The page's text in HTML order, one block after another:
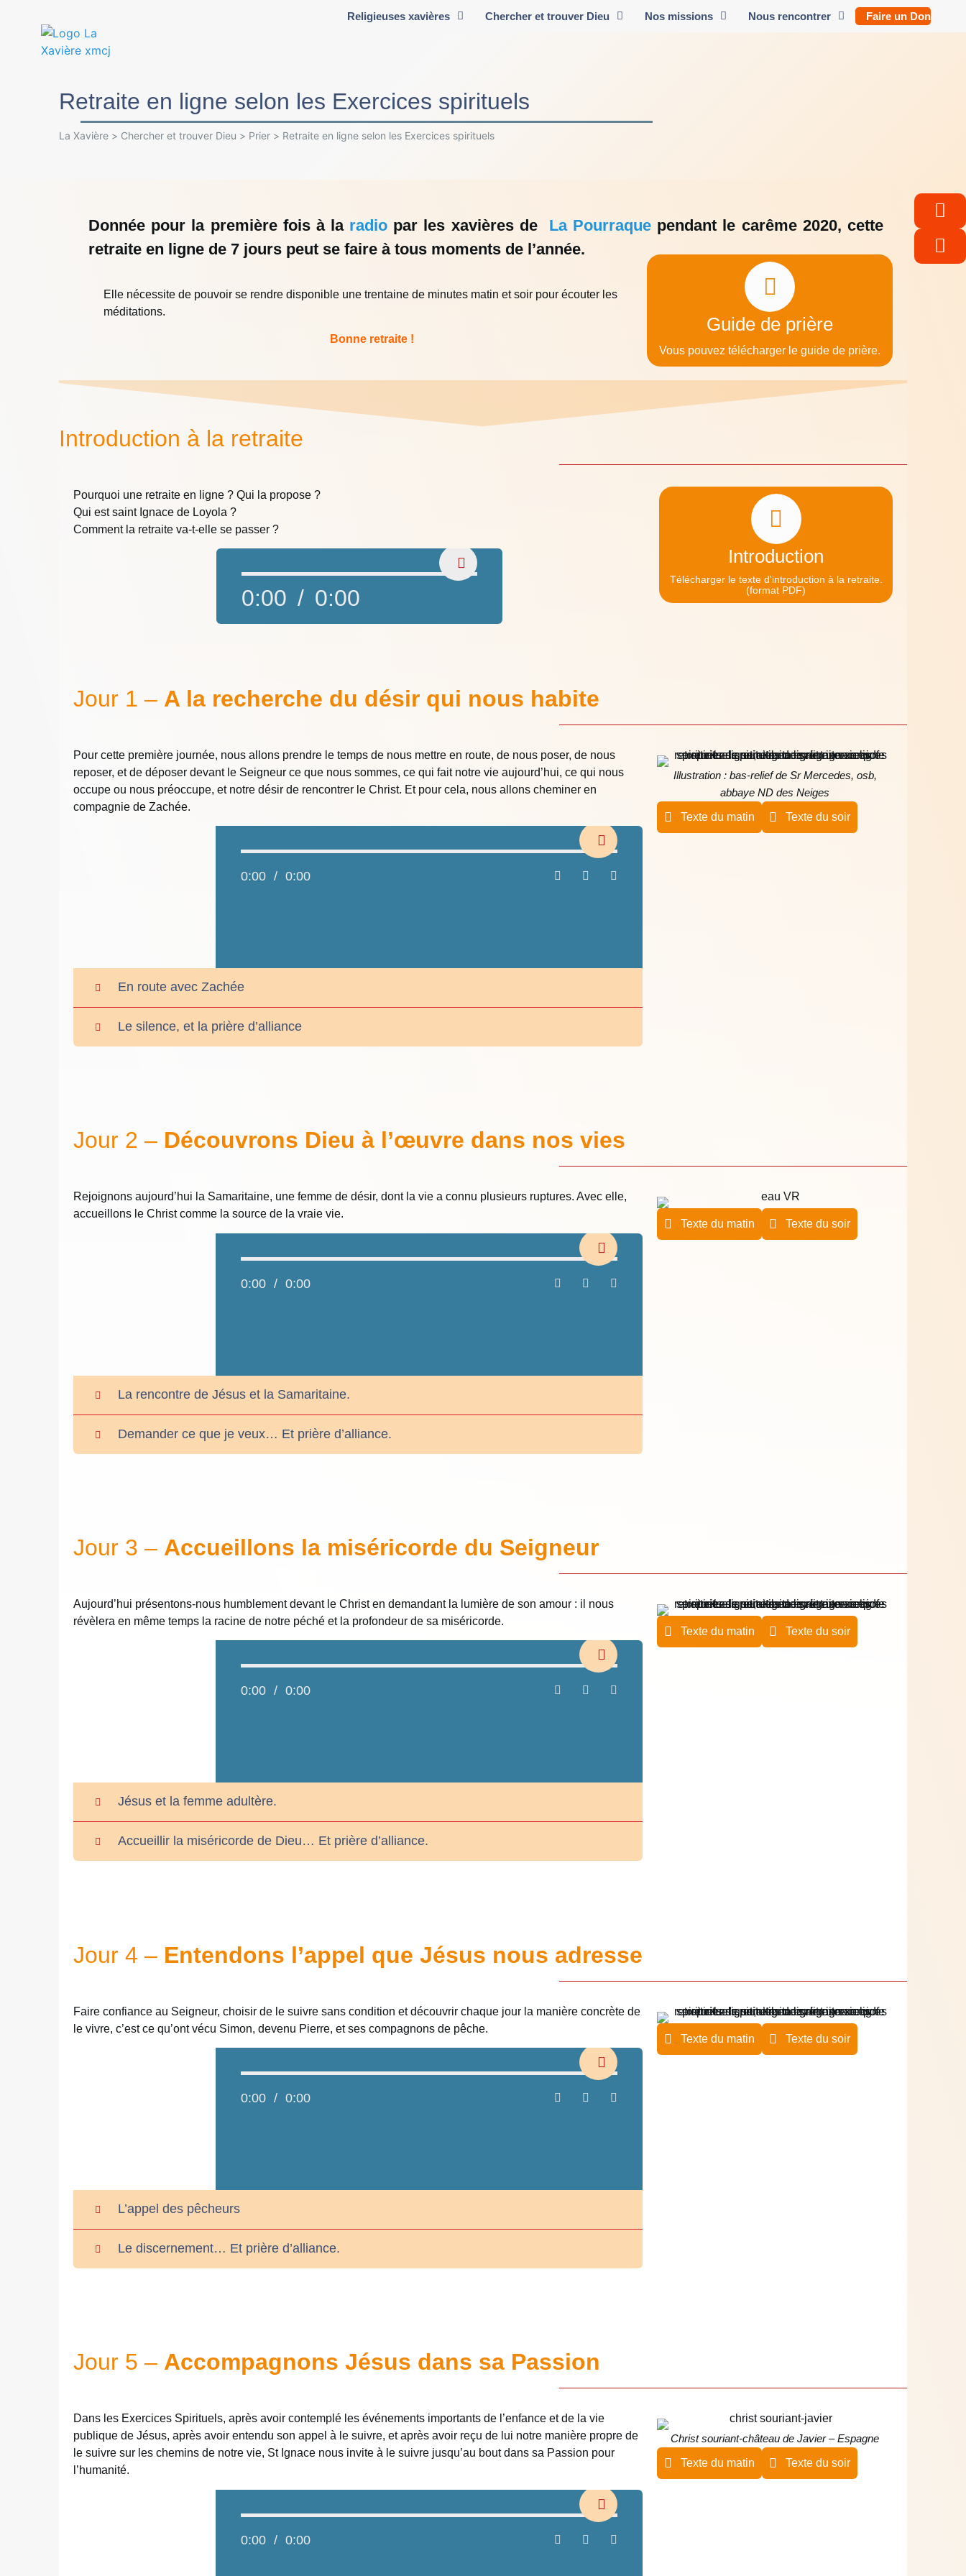
Religieuses xavières Chercher et trouver Dieu Nos missions Nous rencontrer Faire un Don
Retraite en ligne selon les Exercices spirituels
La Xavière > Chercher et trouver Dieu > Prier > Retraite en ligne selon les Exercices spirituels
Donnée pour la première fois à la radio par les xavières de La Pourraque pendant le carême 2020, cette
retraite en ligne de 7 jours peut se faire à tous moments de l’année.
Elle nécessite de pouvoir se rendre disponible une trentaine de minutes matin et soir pour écouter les
méditations.
Bonne retraite !
Guide de prière
Vous pouvez télécharger le guide de prière.
Introduction à la retraite
Pourquoi une retraite en ligne ? Qui la propose ?
Qui est saint Ignace de Loyola ?
Comment la retraite va-t-elle se passer ?
0:00 / 0:00
Introduction
Télécharger le texte d'introduction à la retraite.
(format PDF)
Jour 1 – A la recherche du désir qui nous habite
Pour cette première journée, nous allons prendre le temps de nous mettre en route, de nous poser, de nous
reposer, et de déposer devant le Seigneur ce que nous sommes, ce qui fait notre vie aujourd’hui, ce qui nous
occupe ou nous préoccupe, et notre désir de rencontrer le Christ. Et pour cela, nous allons cheminer en
compagnie de Zachée.
0:00 / 0:00
En route avec Zachée
Le silence, et la prière d’alliance
Illustration : bas-relief de Sr Mercedes, osb,
abbaye ND des Neiges
Texte du matin
Texte du soir
Jour 2 – Découvrons Dieu à l’œuvre dans nos vies
Rejoignons aujourd’hui la Samaritaine, une femme de désir, dont la vie a connu plusieurs ruptures. Avec elle,
accueillons le Christ comme la source de la vraie vie.
0:00 / 0:00
La rencontre de Jésus et la Samaritaine.
Demander ce que je veux… Et prière d’alliance.
Texte du matin Texte du soir
Jour 3 – Accueillons la miséricorde du Seigneur
Aujourd’hui présentons-nous humblement devant le Christ en demandant la lumière de son amour : il nous
révèlera en même temps la racine de notre péché et la profondeur de sa miséricorde.
0:00 / 0:00
Jésus et la femme adultère.
Accueillir la miséricorde de Dieu… Et prière d’alliance.
Texte du matin Texte du soir
Jour 4 – Entendons l’appel que Jésus nous adresse
Faire confiance au Seigneur, choisir de le suivre sans condition et découvrir chaque jour la manière concrète de
le vivre, c’est ce qu’ont vécu Simon, devenu Pierre, et ses compagnons de pêche.
0:00 / 0:00
L’appel des pêcheurs
Le discernement… Et prière d’alliance.
Texte du matin Texte du soir
Jour 5 – Accompagnons Jésus dans sa Passion
Dans les Exercices Spirituels, après avoir contemplé les événements importants de l’enfance et de la vie
publique de Jésus, après avoir entendu son appel à le suivre, et après avoir reçu de lui notre manière propre de
le suivre sur les chemins de notre vie, St Ignace nous invite à le suivre jusqu’au bout dans sa Passion pour
l’humanité.
0:00 / 0:00
Christ souriant-château de Javier – Espagne
Texte du matin
Texte du soir